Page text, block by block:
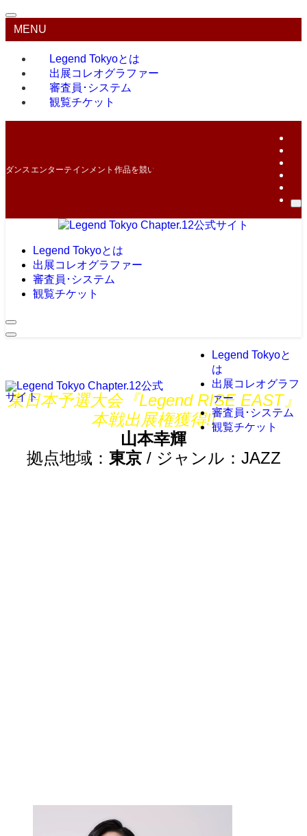
MENU
Legend Tokyoとは
出展コレオグラファー
審査員･システム
観覧チケット
ダンスエンターテインメント作品を競い合う最高峰のコンテスト！
Legend Tokyoとは
出展コレオグラファー
審査員･システム
観覧チケット
Legend Tokyoと
は
出展コレオグラフ
ァー
審査員･システム
観覧チケット
東日本予選大会『Legend RISE EAST』
本戦出展権獲得!!
山本幸輝
拠点地域： 東京/ ジャンル：JAZZ